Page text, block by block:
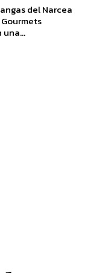
del Narcea
una...